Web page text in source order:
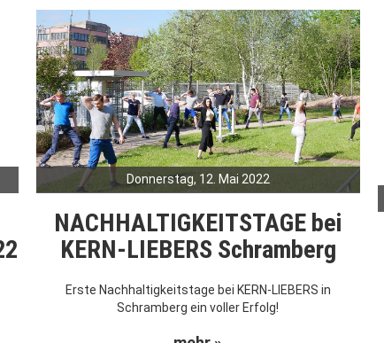
Donnerstag, 12. Mai 2022
NACHHALTIGKEITSTAGE bei
KERN-LIEBERS Schramberg
Erste Nachhaltigkeitstage bei KERN-LIEBERS in
Schramberg ein voller Erfolg!